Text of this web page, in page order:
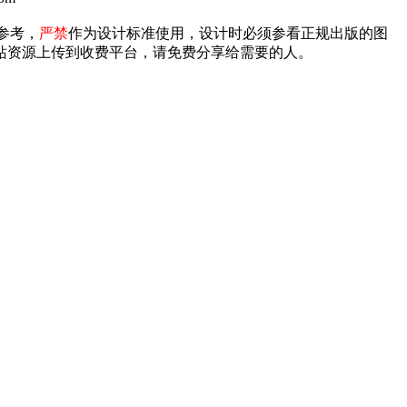
考， 严禁作为设计标准使用，设计时必须参看正规出版的图
源上传到收费平台，请免费分享给需要的人。